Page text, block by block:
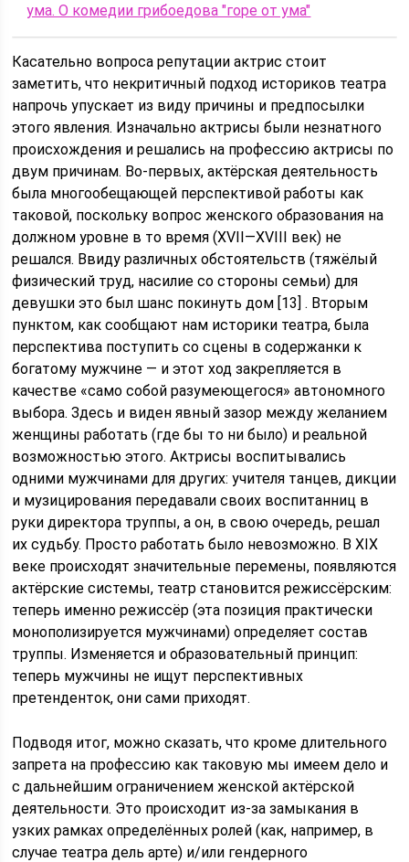
ума. О комедии грибоедова "горе от ума"
Касательно вопроса репутации актрис стоит
заметить, что некритичный подход историков театра
напрочь упускает из виду причины и предпосылки
этого явления. Изначально актрисы были незнатного
происхождения и решались на профессию актрисы по
двум причинам. Во-первых, актёрская деятельность
была многообещающей перспективой работы как
таковой, поскольку вопрос женского образования на
должном уровне в то время (XVII—XVIII век) не
решался. Ввиду различных обстоятельств (тяжёлый
физический труд, насилие со стороны семьи) для
девушки это был шанс покинуть дом [13] . Вторым
пунктом, как сообщают нам историки театра, была
перспектива поступить со сцены в содержанки к
богатому мужчине — и этот ход закрепляется в
качестве «само собой разумеющегося» автономного
выбора. Здесь и виден явный зазор между желанием
женщины работать (где бы то ни было) и реальной
возможностью этого. Актрисы воспитывались
одними мужчинами для других: учителя танцев, дикции
и музицирования передавали своих воспитанниц в
руки директора труппы, а он, в свою очередь, решал
их судьбу. Просто работать было невозможно. В XIX
веке происходят значительные перемены, появляются
актёрские системы, театр становится режиссёрским:
теперь именно режиссёр (эта позиция практически
монополизируется мужчинами) определяет состав
труппы. Изменяется и образовательный принцип:
теперь мужчины не ищут перспективных
претенденток, они сами приходят.
Подводя итог, можно сказать, что кроме длительного
запрета на профессию как таковую мы имеем дело и
с дальнейшим ограничением женской актёрской
деятельности. Это происходит из-за замыкания в
узких рамках определённых ролей (как, например, в
случае театра дель арте) и/или гендерного